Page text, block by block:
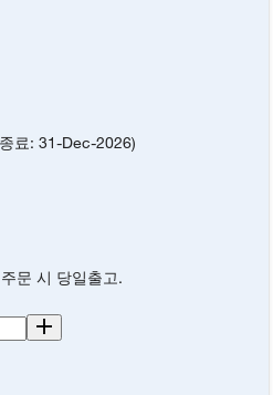
종료:31-Dec-2026)
문 시 당일출고.